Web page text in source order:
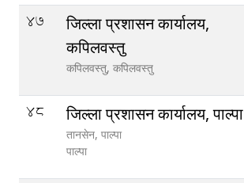
47
जिल्ला प्रशासन कार्यालय,
कपिलवस्तु
कपिलवस्तु, कपिलवस्तु
48 जिल्ला प्रशासन कार्यालय, पाल्पा
तानसेन, पाल्पा
पाल्पा